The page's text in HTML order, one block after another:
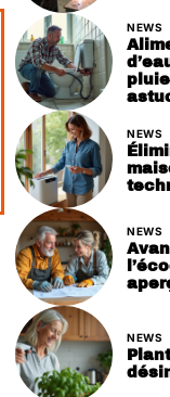
NEWS
NEWS
NEWS
NEWS